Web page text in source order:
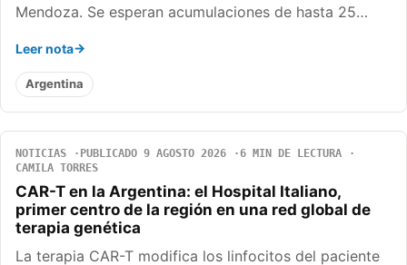
Mendoza. Se esperan acumulaciones de hasta 25…
Leer nota
Argentina
NOTICIAS PUBLICADO 9 AGOSTO 2026
6 MIN DE LECTURA
CAMILA TORRES
CAR-T en la Argentina: el Hospital Italiano,
primer centro de la región en una red global de
terapia genética
La terapia CAR-T modifica los linfocitos del paciente